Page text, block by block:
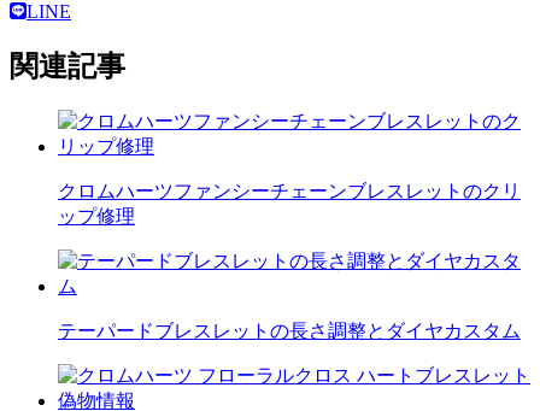
LINE
関連記事
クロムハーツファンシーチェーンブレスレットのクリ
ップ修理
テーパードブレスレットの長さ調整とダイヤカスタム